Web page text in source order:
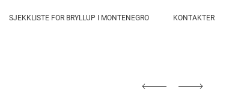
SJEKKLISTE FOR BRYLLUP I MONTENEGRO KONTAKTER